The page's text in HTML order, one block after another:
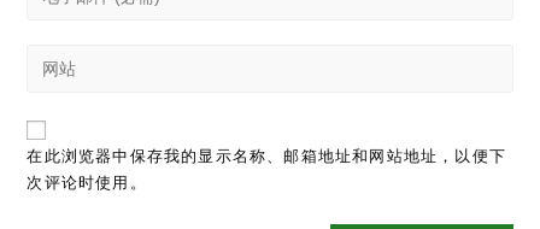
Read
more
articles
电子入门教程[01]—我的代码流成了灯